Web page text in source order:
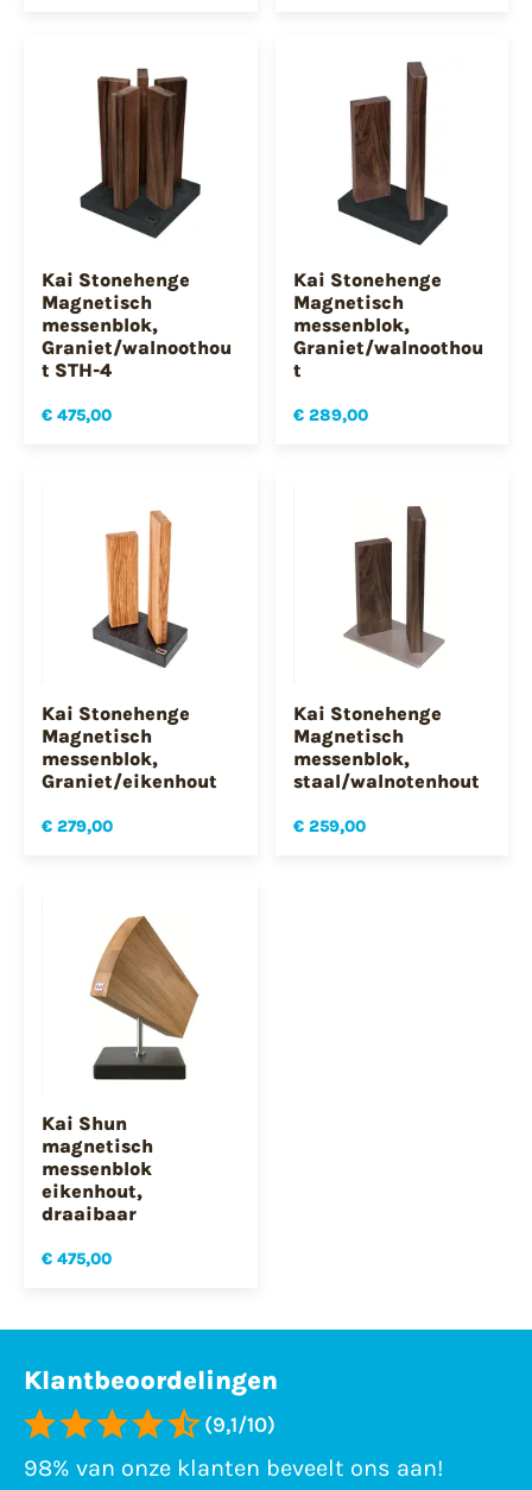
Kai Stonehenge
Magnetisch
messenblok,
Graniet/walnoothou
t STH-4
€ 475,00
Kai Stonehenge
Magnetisch
messenblok,
Graniet/walnoothou
t
€ 289,00
Kai Stonehenge
Magnetisch
messenblok,
Graniet/eikenhout
€ 279,00
Kai Stonehenge
Magnetisch
messenblok,
staal/walnotenhout
€ 259,00
Kai Shun
magnetisch
messenblok
eikenhout,
draaibaar
€ 475,00
Klantbeoordelingen
(9,1/10)
98% van onze klanten beveelt ons aan!